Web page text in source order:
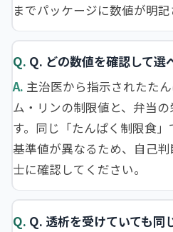
までパッケージに数値が明記
Q. どの数値を確認して選
主治医から指示されたた
ム・リンの制限値と、弁当
す。同じ「たんぱく制限食
基準値が異なるため、自己
士に確認してください。
Q. 透析を受けていても同